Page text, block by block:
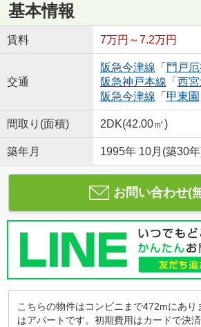
基本情報
賃料 7万円～7.2万円
交通
阪急今津線 「 門戸
阪急神戸本線 「 西
阪急今津線 「 甲東園
間取り(面積) 2DK(42.00㎡)
築年月 1995年 10月(築30
お問い合わせ(
こちらの物件はコンビニまで472mにあり
はアパートです。初期費用はカードで決